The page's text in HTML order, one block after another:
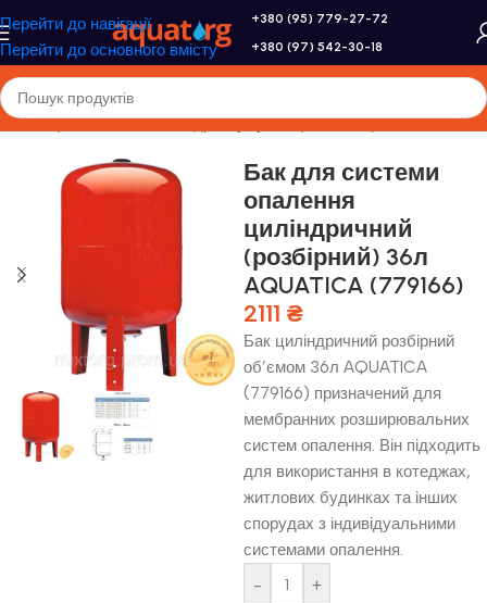
Перейти до навігації
Перейти до основного вмісту
+380 (95) 779-27-72
+380 (97) 542-30-18
Розширювальні бачки і гідроакумулятори/Розширювальні бачки
Бак для системи
опалення
циліндричний
(розбірний) 36л
AQUATICA (779166)
2111 ₴
Бак циліндричний розбірний
об’ємом 36л AQUATICA
(779166) призначений для
мембранних розширювальних
систем опалення. Він підходить
для використання в котеджах,
житлових будинках та інших
спорудах з індивідуальними
системами опалення.
-
+